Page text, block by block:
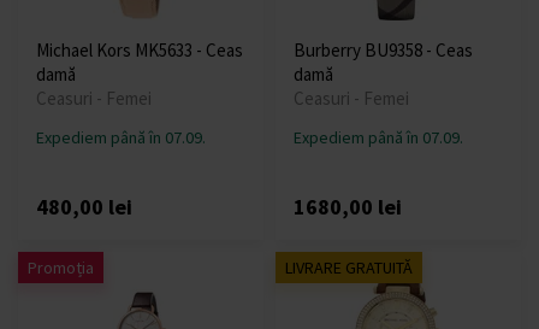
Michael Kors MK5633 - Ceas
damă
Ceasuri - Femei
Expediem până în 07.09.
480,00 lei
Burberry BU9358 - Ceas
damă
Ceasuri - Femei
Expediem până în 07.09.
1680,00 lei
Promoția LIVRARE GRATUITĂ